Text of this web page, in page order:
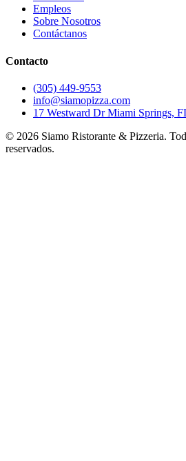
Empleos
Sobre Nosotros
Contáctanos
Contacto
(305) 449-9553
info@siamopizza.com
17 Westward Dr Miami Springs,
© 2026 Siamo Ristorante & Pizzeria.
reservados.